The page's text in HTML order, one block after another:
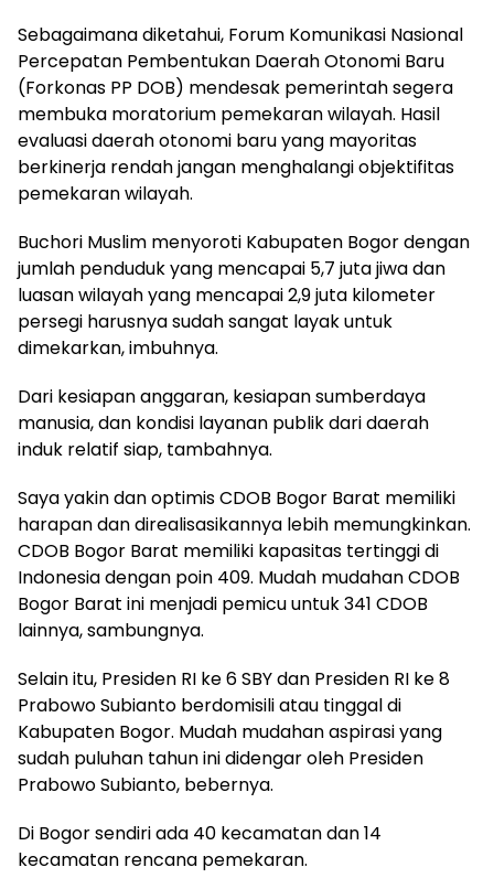
Sebagaimana diketahui, Forum Komunikasi Nasional
Percepatan Pembentukan Daerah Otonomi Baru
(Forkonas PP DOB) mendesak pemerintah segera
membuka moratorium pemekaran wilayah. Hasil
evaluasi daerah otonomi baru yang mayoritas
berkinerja rendah jangan menghalangi objektifitas
pemekaran wilayah.
Buchori Muslim menyoroti Kabupaten Bogor dengan
jumlah penduduk yang mencapai 5,7 juta jiwa dan
luasan wilayah yang mencapai 2,9 juta kilometer
persegi harusnya sudah sangat layak untuk
dimekarkan, imbuhnya.
Dari kesiapan anggaran, kesiapan sumberdaya
manusia, dan kondisi layanan publik dari daerah
induk relatif siap, tambahnya.
Saya yakin dan optimis CDOB Bogor Barat memiliki
harapan dan direalisasikannya lebih memungkinkan.
CDOB Bogor Barat memiliki kapasitas tertinggi di
Indonesia dengan poin 409. Mudah mudahan CDOB
Bogor Barat ini menjadi pemicu untuk 341 CDOB
lainnya, sambungnya.
Selain itu, Presiden RI ke 6 SBY dan Presiden RI ke 8
Prabowo Subianto berdomisili atau tinggal di
Kabupaten Bogor. Mudah mudahan aspirasi yang
sudah puluhan tahun ini didengar oleh Presiden
Prabowo Subianto, bebernya.
Di Bogor sendiri ada 40 kecamatan dan 14
kecamatan rencana pemekaran.